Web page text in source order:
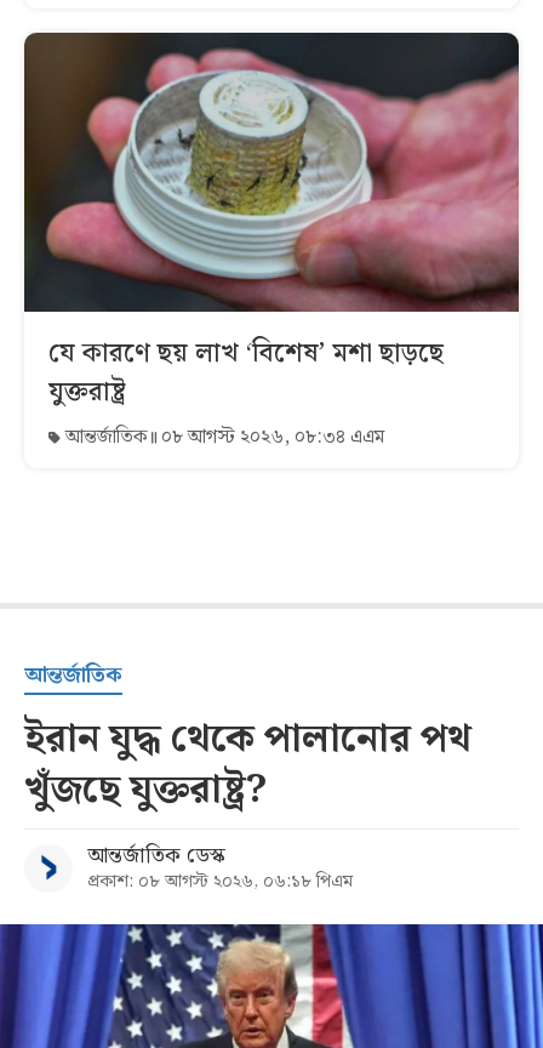
যে কারণে ছয় লাখ ‘বিশেষ’ মশা ছাড়ছে
যুক্তরাষ্ট্র
আন্তর্জাতিক ০৮ আগস্ট ২০২৬, ০৮:৩৪ এএম
আন্তর্জাতিক
ইরান যুদ্ধ থেকে পালানোর পথ
খুঁজছে যুক্তরাষ্ট্র?
আন্তর্জাতিক ডেস্ক
প্রকাশ: ০৮ আগস্ট ২০২৬, ০৬:১৮ পিএম